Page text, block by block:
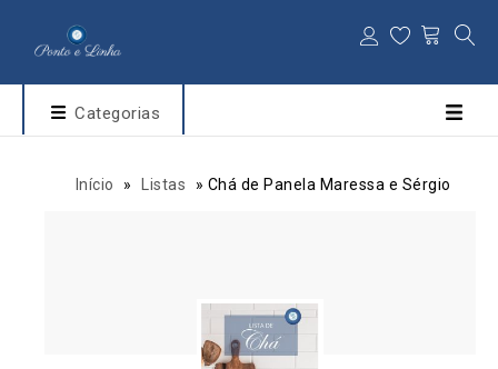
Categorias
Início » Listas » Chá de Panela Maressa e Sérgio